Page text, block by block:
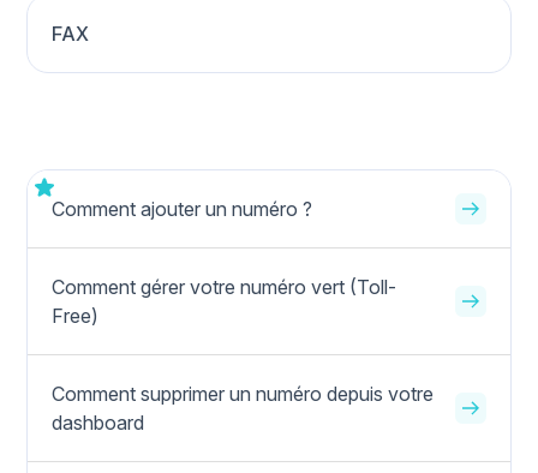
FAX
Comment ajouter un numéro ?
Comment gérer votre numéro vert (Toll-
Free)
Comment supprimer un numéro depuis votre
dashboard